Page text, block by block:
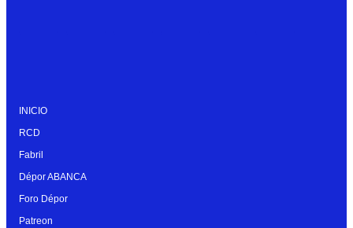
INICIO
RCD
Fabril
Dépor ABANCA
Foro Dépor
Patreon